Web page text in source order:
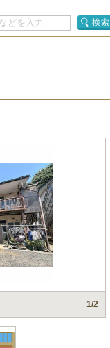
検索
1/2